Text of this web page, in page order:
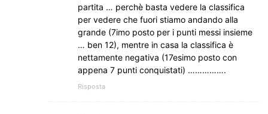
partita … perchè basta vedere la classifica
per vedere che fuori stiamo andando alla
grande (7imo posto per i punti messi insieme
… ben 12), mentre in casa la classifica è
nettamente negativa (17esimo posto con
appena 7 punti conquistati) …………….
Risposta